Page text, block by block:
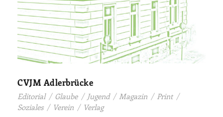
CVJM Adlerbrücke
Editorial / Glaube / Jugend / Magazin / Print /
Soziales / Verein / Verlag